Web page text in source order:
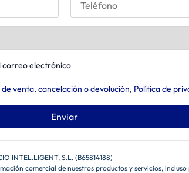
correo electrónico
de venta, cancelación o devolución, Política de
INTEL.LIGENT, S.L. (B65814188)
comercial de nuestros productos y servicios,